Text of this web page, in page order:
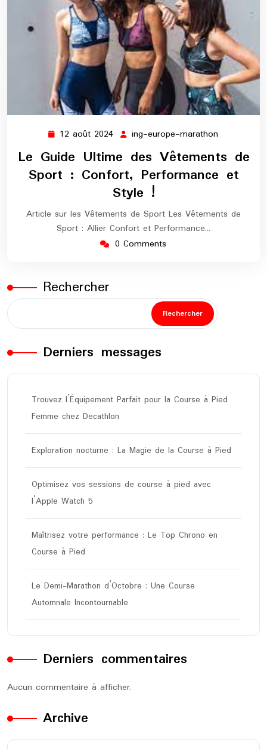
12 août 2024 12
2024
ing-europe-marathon
europe-
marathon
Le Guide Ultime des Vêtements de
Sport : Confort, Performance et
Style !
Article sur les Vêtements de Sport Les Vêtements de
Sport : Allier Confort et Performance…
0 Comments
Rechercher
Rechercher
Derniers messages
Trouvez l’Équipement Parfait pour la Course à Pied
Femme chez Decathlon
Exploration nocturne : La Magie de la Course à Pied
Optimisez vos sessions de course à pied avec
l’Apple Watch 5
Maîtrisez votre performance : Le Top Chrono en
Course à Pied
Le Demi-Marathon d’Octobre : Une Course
Automnale Incontournable
Derniers commentaires
Aucun commentaire à afficher.
Archive